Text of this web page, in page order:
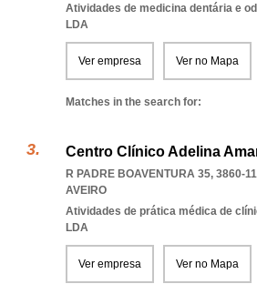
Atividades de medicina dentária e
LDA
Ver empresa Ver no Mapa
Matches in the search for:
Centro Clínico Adelina
R PADRE BOAVENTURA 35, 3860-
AVEIRO
Atividades de prática médica de
LDA
Ver empresa Ver no Mapa